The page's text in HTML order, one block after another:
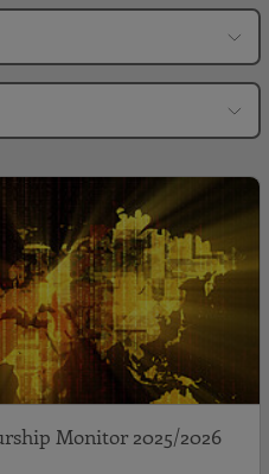
Monitor 2025/2026